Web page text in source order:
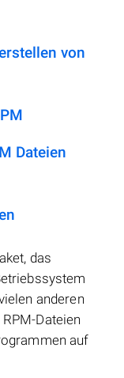
von
Dateien
das
anderen
Dateien
auf